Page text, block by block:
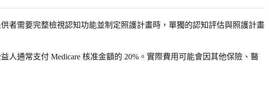
者需要完整檢視認知功能並制定照護計畫時，單獨的認知評估與照護計畫
人通常支付 Medicare 核准金額的 20%。實際費用可能會因其他保險、醫